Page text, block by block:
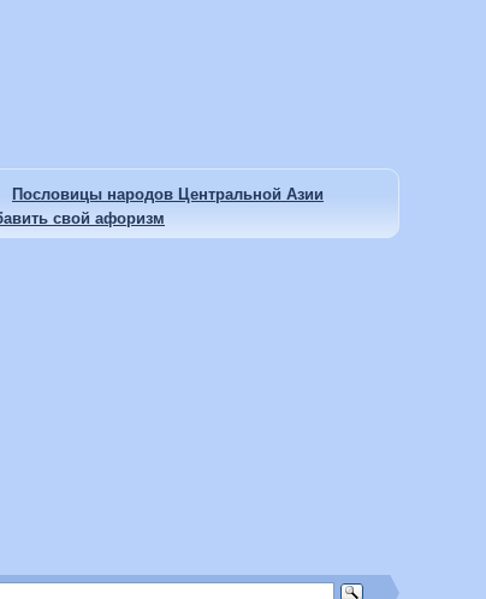
Пословицы народов Центральной Азии
свой афоризм